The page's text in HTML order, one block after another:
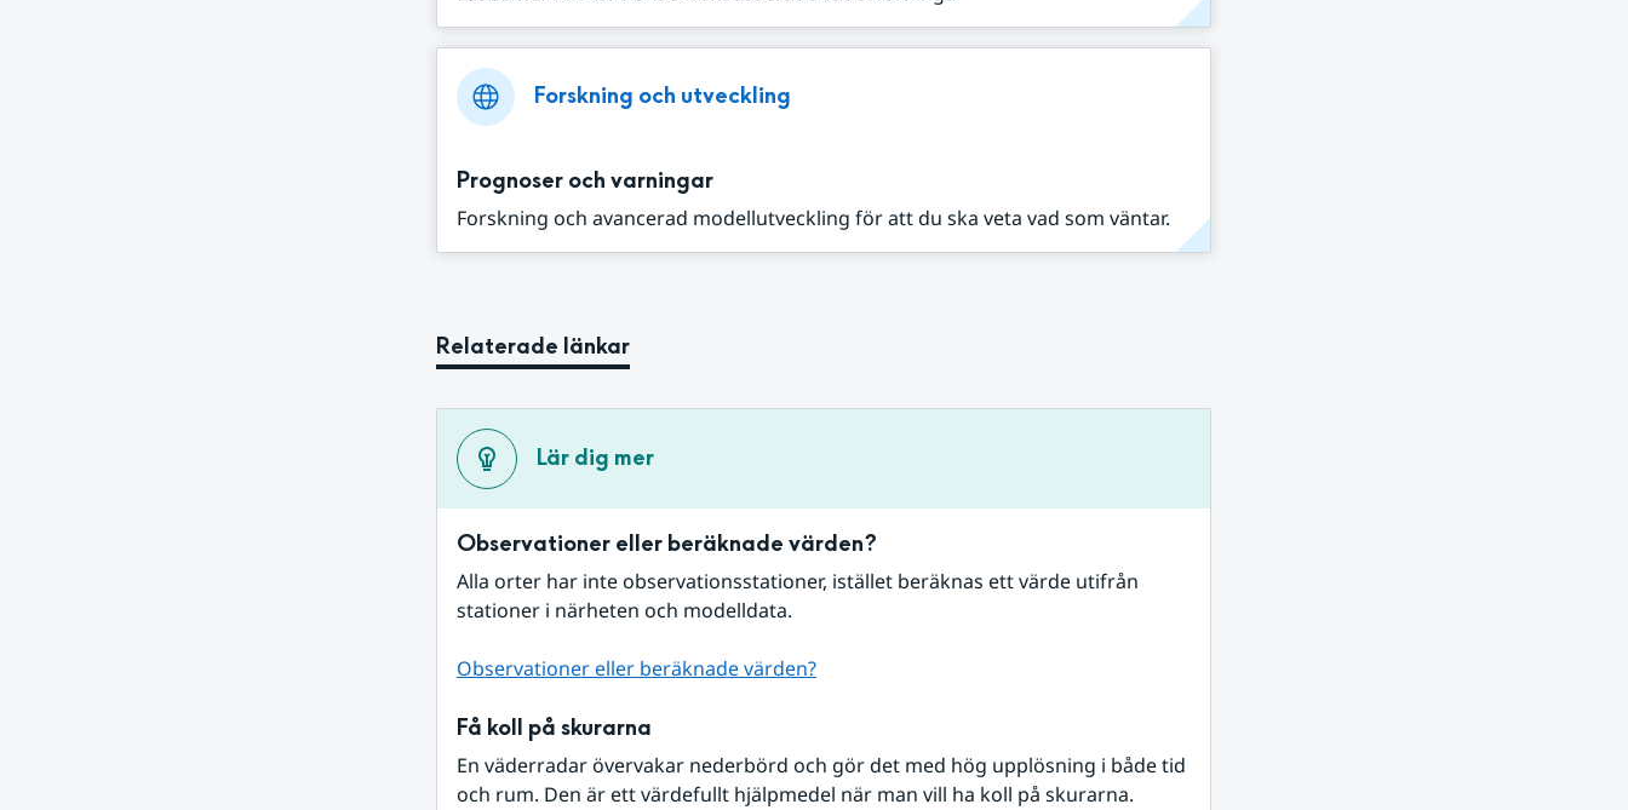
Forskning och utveckling
Prognoser och varningar
Forskning och avancerad modellutveckling för att du ska veta vad som väntar.
Relaterade länkar
Lär dig mer
Observationer eller beräknade värden?
Alla orter har inte observationsstationer, istället beräknas ett värde utifrån
stationer i närheten och modelldata.
Observationer eller beräknade värden?
Få koll på skurarna
En väderradar övervakar nederbörd och gör det med hög upplösning i både tid
och rum. Den är ett värdefullt hjälpmedel när man vill ha koll på skurarna.